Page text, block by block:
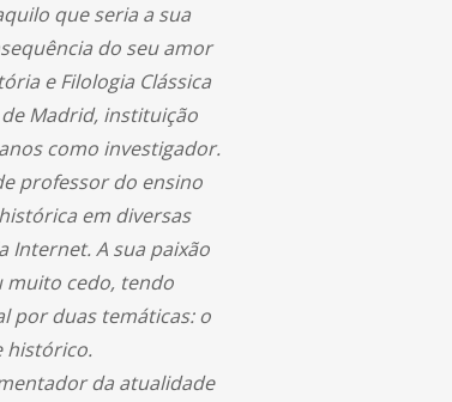
que seria a sua
do seu amor
e Filologia Clássica
Madrid, instituição
como investigador.
professor do ensino
em diversas
Internet. A sua paixão
muito cedo, tendo
por duas temáticas: o
histórico.
da atualidade